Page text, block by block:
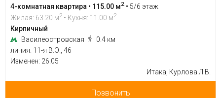
4-комнатная квартира • 115.00 м2 • 5/6 этаж
Жилая: 63.20 м2 • Кухня: 11.00 м2
Кирпичный
Василеостровская
0.4 км
линия. 11-я В.О., 46
Изменен: 26.05
Итака, Курлова Л.В.
Позвонить